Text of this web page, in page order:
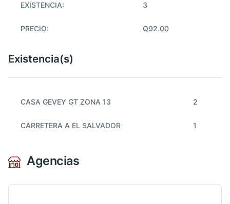
EXISTENCIA: 3
PRECIO: Q92.00
Existencia(s)
CASA GEVEY GT ZONA 13 2
CARRETERA A EL SALVADOR 1
Agencias